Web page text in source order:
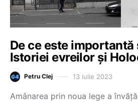
De ce este importantă
Istoriei evreilor și
Petru Clej 13 iulie 2023
Amânarea prin noua lege a